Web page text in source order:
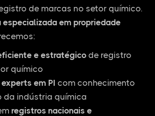
de marcas no setor químico.
especializada em propriedade
e estratégicode registro
químico
experts em PI com conhecimento
da indústria química
registros nacionais e